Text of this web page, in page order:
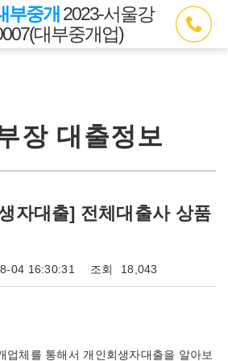
부중개 2023-서울강
대부중개업)
장 대출정보
자대출] 전체대출사 상품
04 16:30:31 조회 18,043
업체를 통해서 개인회생자대출을 알아보